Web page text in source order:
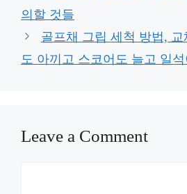
의할 것들
골프채 그립 세척 방법,
도 아끼고 스코어도 늘고 일석
Leave a Comment